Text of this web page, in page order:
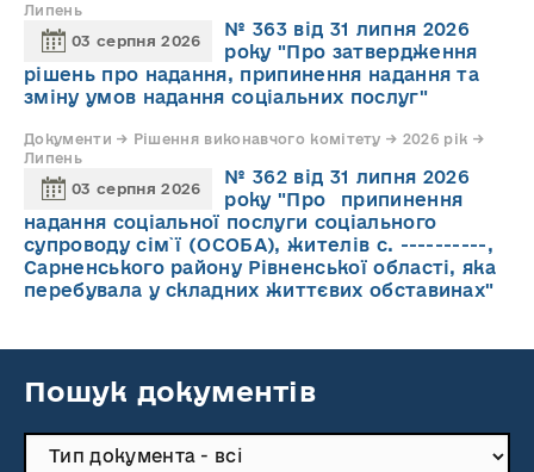
Липень
03 серпня 2026
№ 363 від 31 липня 2026
року "Про затвердження
рішень про надання, припинення надання та
зміну умов надання соціальних послуг"
Документи → Рішення виконавчого комітету → 2026 рік →
Липень
03 серпня 2026
№ 362 від 31 липня 2026
року "Про припинення
надання соціальної послуги соціального
супроводу cім`ї (ОСОБА), жителів с. ----------,
Сарненського району Рівненської області, яка
перебувала у складних життєвих обставинах"
Пошук документів